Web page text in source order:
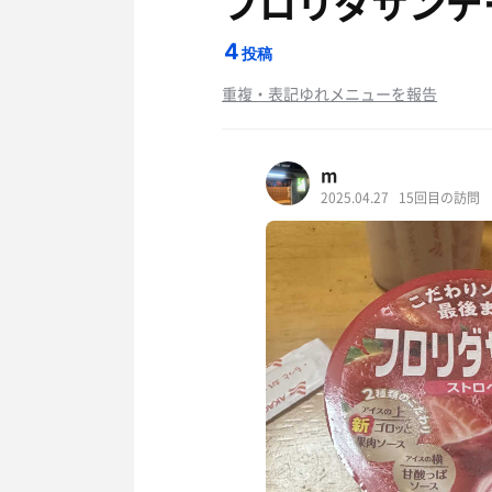
4投稿
重複・表記ゆれメニューを報告
m
2025.04.27 15回目の訪問